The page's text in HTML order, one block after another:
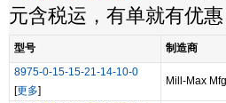
元含税运，有单就有优
型号 制造商
8975-0-15-15-21-14-10-0
[更多]
Mill-Max